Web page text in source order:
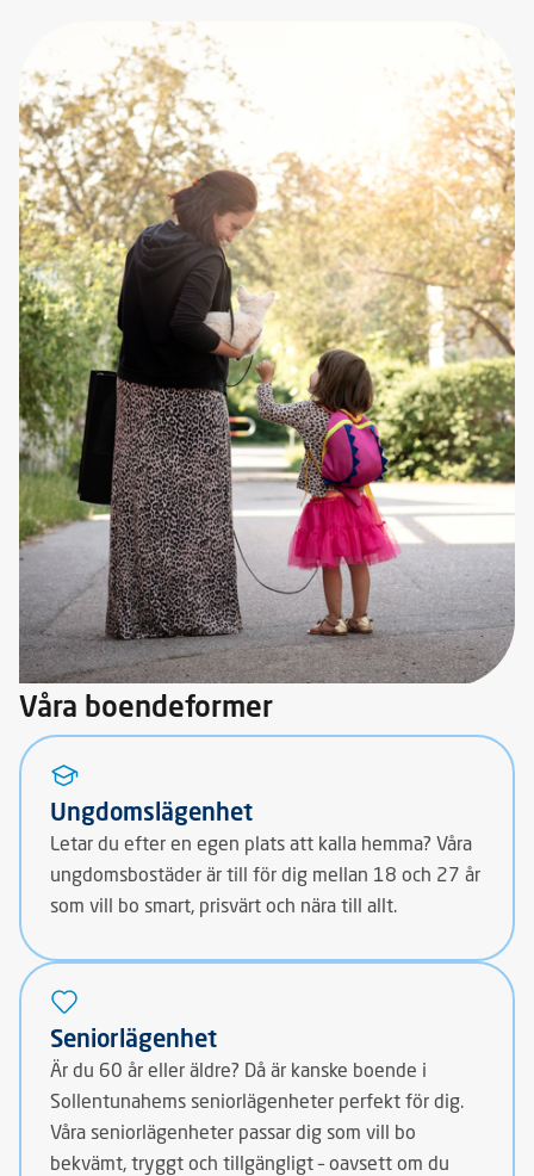
Våra boendeformer
Ungdomslägenhet
Letar du efter en egen plats att kalla hemma? Våra
ungdomsbostäder är till för dig mellan 18 och 27 år
som vill bo smart, prisvärt och nära till allt.
Seniorlägenhet
Är du 60 år eller äldre? Då är kanske boende i
Sollentunahems seniorlägenheter perfekt för dig.
Våra seniorlägenheter passar dig som vill bo
bekvämt, tryggt och tillgängligt – oavsett om du